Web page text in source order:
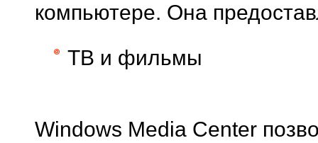
компьютере. Она
ТВ и фильмы
Windows Media Center